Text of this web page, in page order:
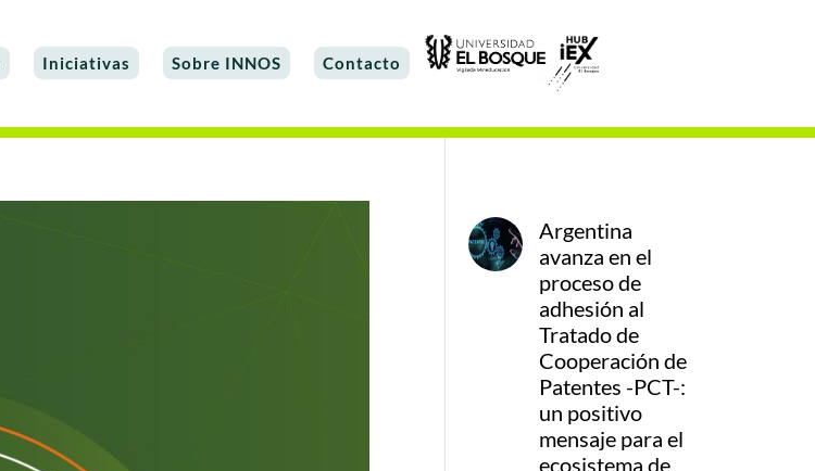
Iniciativas Sobre INNOS Contacto
Argentina
avanza en el
proceso de
adhesión al
Tratado de
Cooperación de
Patentes -PCT-:
un positivo
mensaje para el
ecosistema de